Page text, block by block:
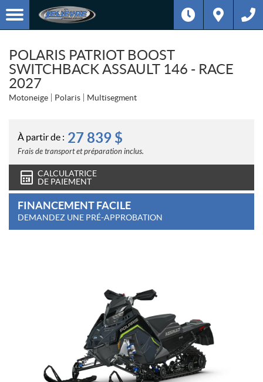
POLARIS PATRIOT BOOST
SWITCHBACK ASSAULT 146 - RACE
2027
Motoneige Polaris Multisegment
À partir de : 27 839 $
Frais de transport et préparation inclus.
CALCULATRICE
DE PAIEMENT
FINANCEMENT FACILE
DEMANDEZ UNE PRÉ-APPROBATION